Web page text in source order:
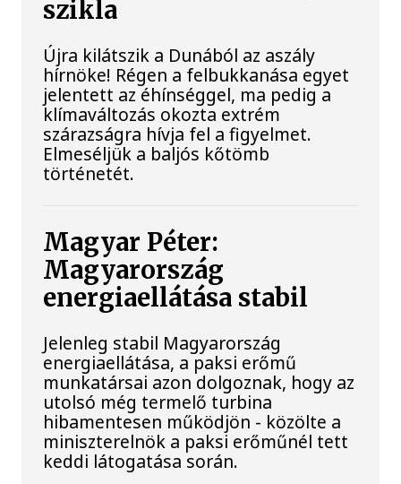
szikla
Újra kilátszik a Dunából az aszály
hírnöke! Régen a felbukkanása egyet
jelentett az éhínséggel, ma pedig a
klímaváltozás okozta extrém
szárazságra hívja fel a figyelmet.
Elmeséljük a baljós kőtömb
történetét.
Magyar Péter:
Magyarország
energiaellátása stabil
Jelenleg stabil Magyarország
energiaellátása, a paksi erőmű
munkatársai azon dolgoznak, hogy az
utolsó még termelő turbina
hibamentesen működjön - közölte a
miniszterelnök a paksi erőműnél tett
keddi látogatása során.